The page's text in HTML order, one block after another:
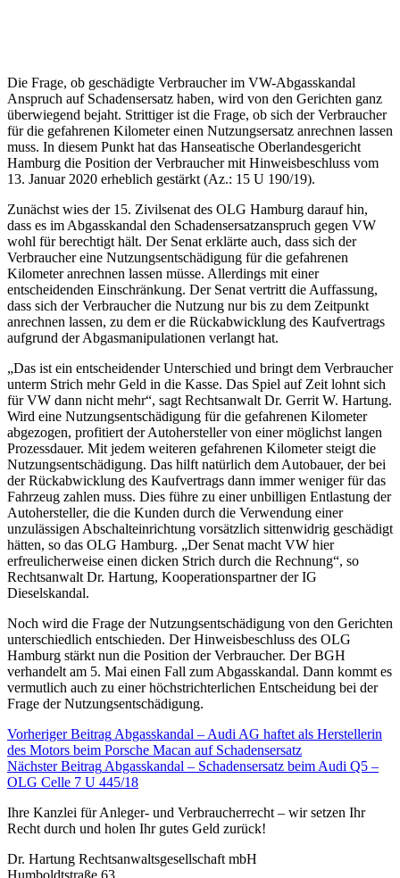
Die Frage, ob geschädigte Verbraucher im VW-Abgasskandal
Anspruch auf Schadensersatz haben, wird von den Gerichten ganz
überwiegend bejaht. Strittiger ist die Frage, ob sich der Verbraucher
für die gefahrenen Kilometer einen Nutzungsersatz anrechnen lassen
muss. In diesem Punkt hat das Hanseatische Oberlandesgericht
Hamburg die Position der Verbraucher mit Hinweisbeschluss vom
13. Januar 2020 erheblich gestärkt (Az.: 15 U 190/19).
Zunächst wies der 15. Zivilsenat des OLG Hamburg darauf hin,
dass es im Abgasskandal den Schadensersatzanspruch gegen VW
wohl für berechtigt hält. Der Senat erklärte auch, dass sich der
Verbraucher eine Nutzungsentschädigung für die gefahrenen
Kilometer anrechnen lassen müsse. Allerdings mit einer
entscheidenden Einschränkung. Der Senat vertritt die Auffassung,
dass sich der Verbraucher die Nutzung nur bis zu dem Zeitpunkt
anrechnen lassen, zu dem er die Rückabwicklung des Kaufvertrags
aufgrund der Abgasmanipulationen verlangt hat.
„Das ist ein entscheidender Unterschied und bringt dem Verbraucher
unterm Strich mehr Geld in die Kasse. Das Spiel auf Zeit lohnt sich
für VW dann nicht mehr“, sagt Rechtsanwalt Dr. Gerrit W. Hartung.
Wird eine Nutzungsentschädigung für die gefahrenen Kilometer
abgezogen, profitiert der Autohersteller von einer möglichst langen
Prozessdauer. Mit jedem weiteren gefahrenen Kilometer steigt die
Nutzungsentschädigung. Das hilft natürlich dem Autobauer, der bei
der Rückabwicklung des Kaufvertrags dann immer weniger für das
Fahrzeug zahlen muss. Dies führe zu einer unbilligen Entlastung der
Autohersteller, die die Kunden durch die Verwendung einer
unzulässigen Abschalteinrichtung vorsätzlich sittenwidrig geschädigt
hätten, so das OLG Hamburg. „Der Senat macht VW hier
erfreulicherweise einen dicken Strich durch die Rechnung“, so
Rechtsanwalt Dr. Hartung, Kooperationspartner der IG
Dieselskandal.
Noch wird die Frage der Nutzungsentschädigung von den Gerichten
unterschiedlich entschieden. Der Hinweisbeschluss des OLG
Hamburg stärkt nun die Position der Verbraucher. Der BGH
verhandelt am 5. Mai einen Fall zum Abgasskandal. Dann kommt es
vermutlich auch zu einer höchstrichterlichen Entscheidung bei der
Frage der Nutzungsentschädigung.
Vorheriger Beitrag Abgasskandal – Audi AG haftet als Herstellerin
des Motors beim Porsche Macan auf Schadensersatz
Nächster Beitrag Abgasskandal – Schadensersatz beim Audi Q5 –
OLG Celle 7 U 445/18
Ihre Kanzlei für Anleger- und Verbraucherrecht – wir setzen Ihr
Recht durch und holen Ihr gutes Geld zurück!
Dr. Hartung Rechtsanwaltsgesellschaft mbH
Humboldtstraße 63